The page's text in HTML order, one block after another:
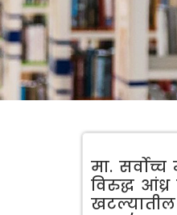
मा.
विरुद्ध